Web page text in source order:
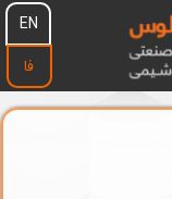
EN
فا